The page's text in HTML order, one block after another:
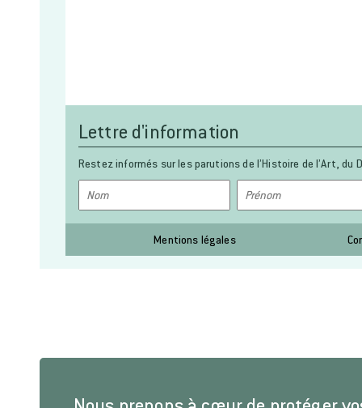
Lettre d'information
Restez informés sur les parutions de l’Histoire de l’Art, du
Mentions légales